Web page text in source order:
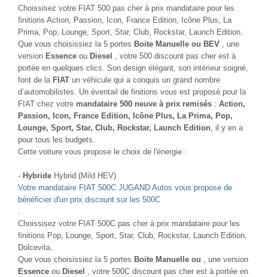
Choissisez votre FIAT 500 pas cher à prix mandataire pour les
finitions Action, Passion, Icon, France Edition, Icône Plus, La
Prima, Pop, Lounge, Sport, Star, Club, Rockstar, Launch Edition.
Que vous choisissiez la 5 portes Boite Manuelle ou BEV , une
version Essence ou Diesel , votre 500 discount pas cher est à
portée en quelques clics. Son design élégant, son intérieur soigné,
font de la FIAT un véhicule qui a conquis un grand nombre
d’automobilistes. Un éventail de finitions vous est proposé pour la
FIAT chez votre mandataire 500 neuve à prix remisés : Action,
Passion, Icon, France Edition, Icône Plus, La Prima, Pop,
Lounge, Sport, Star, Club, Rockstar, Launch Edition, il y en a
pour tous les budgets.
Cette voiture vous propose le choix de l'énergie :
- Hybride Hybrid (Mild HEV)
Votre mandataire FIAT 500C JUGAND Autos vous propose de
bénéficier d'un prix discount sur les 500C
.
Choissisez votre FIAT 500C pas cher à prix mandataire pour les
finitions Pop, Lounge, Sport, Star, Club, Rockstar, Launch Edition,
Dolcevita.
Que vous choisissiez la 5 portes Boite Manuelle ou , une version
Essence ou Diesel , votre 500C discount pas cher est à portée en